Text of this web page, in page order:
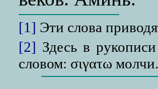
[1] Эти слова
[2] Здесь в
словом: σιγατω молчи.